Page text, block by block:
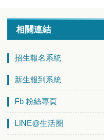
相關連結
招生報名系統
新生報到系統
Fb 粉絲專頁
LINE@生活圈